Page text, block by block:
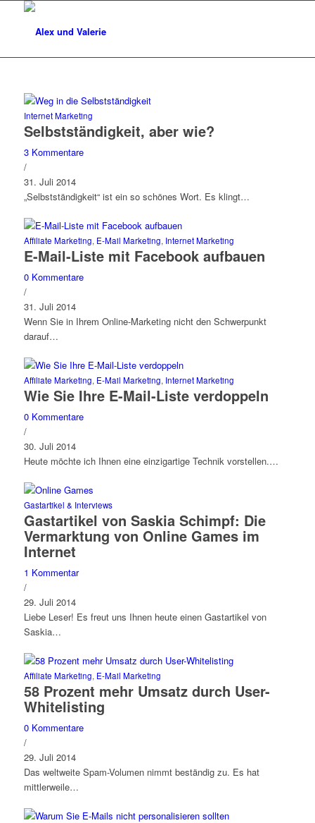
Internet Marketing
Selbstständigkeit, aber wie?
3 Kommentare
/
31. Juli 2014
„Selbstständigkeit“ ist ein so schönes Wort. Es klingt…
Affiliate Marketing, E-Mail Marketing, Internet Marketing
E-Mail-Liste mit Facebook aufbauen
0 Kommentare
/
31. Juli 2014
Wenn Sie in Ihrem Online-Marketing nicht den Schwerpunkt
darauf…
Affiliate Marketing, E-Mail Marketing, Internet Marketing
Wie Sie Ihre E-Mail-Liste verdoppeln
0 Kommentare
/
30. Juli 2014
Heute möchte ich Ihnen eine einzigartige Technik vorstellen.…
Gastartikel & Interviews
Gastartikel von Saskia Schimpf: Die
Vermarktung von Online Games im
Internet
1 Kommentar
/
29. Juli 2014
Liebe Leser! Es freut uns Ihnen heute einen Gastartikel von
Saskia…
Affiliate Marketing, E-Mail Marketing
58 Prozent mehr Umsatz durch User-
Whitelisting
0 Kommentare
/
29. Juli 2014
Das weltweite Spam-Volumen nimmt beständig zu. Es hat
mittlerweile…